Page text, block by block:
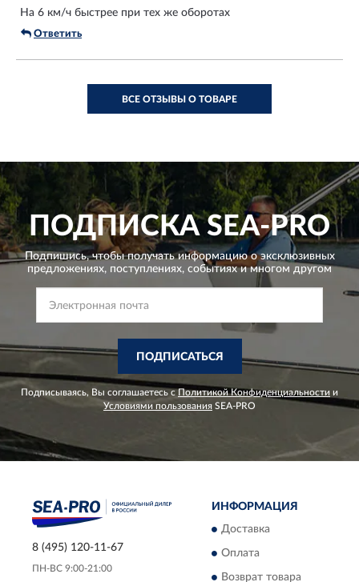
На 6 км/ч быстрее при тех же оборотах
Ответить
ВСЕ ОТЗЫВЫ О ТОВАРЕ
ПОДПИСКАSEA-PRO
Подпишись, чтобы получать информацию о эксклюзивных
предложениях, поступлениях, событиях и многом другом
ПОДПИСАТЬСЯ
Подписываясь, Вы соглашаетесь сПолитикой Конфиденциальности и
Условиями пользования SEA-PRO
8 (495) 120-11-67
ПН-ВС 9:00-21:00
ИНФОРМАЦИЯ
Доставка
Оплата
Возврат товара